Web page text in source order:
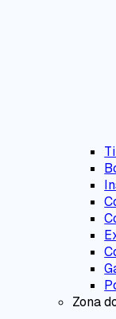
Zona